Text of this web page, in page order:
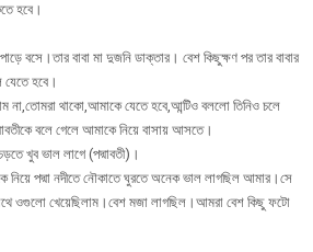
হবে।
বসে।তার বাবা মা দুজনি ডাক্তার। বেশ কিছুক্ষণ পর তার বাবার
হবে।
না,তোমরা থাকো,আমাকে যেতে হবে,আন্টিও বললো তিনিও চলে
বলে গেলে আমাকে নিয়ে বাসায় আসতে।
খুব ভাল লাগে (পদ্মাবতী)।
নিয়ে পদ্মা নদীতে নৌকাতে ঘুরতে অনেক ভাল লাগছিল আমার।সে
ওগুলো খেয়েছিলাম।বেশ মজা লাগছিল।আমরা বেশ কিছু ফটো